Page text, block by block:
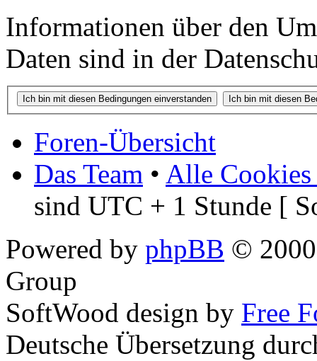
Informationen über den
Daten sind in der
Foren-Übersicht
Das Team • Alle Cookies
sind UTC + 1 Stunde [
Powered by phpBB ©
Group
SoftWood design by Free
Deutsche Übersetzung